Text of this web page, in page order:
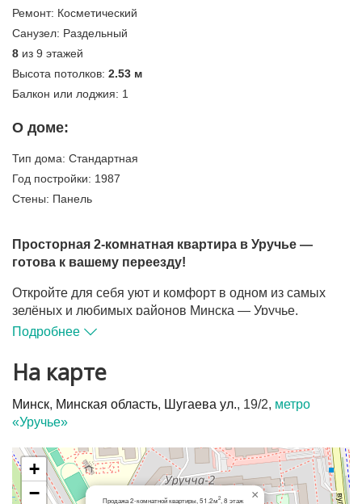
Ремонт: Косметический
Санузел: Раздельный
8 из 9 этажей
Высота потолков: 2.53 м
Балкон или лоджия: 1
О доме:
Тип дома: Стандартная
Год постройки: 1987
Стены: Панель
Просторная 2-комнатная квартира в Уручье —
готова к вашему переезду!
Откройте для себя уют и комфорт в одном из самых
зелёных и любимых районов Минска — Уручье.
По адресу
(1987 г. постройки).
Общая площадь — 51,2 м²
Удобная планировка: раздельный санузел,
Надёжная металлическая дверь, счётчики воды,
домофон
Квартира полностью готова к проживанию —
Подробнее
На карте
Минск, Минская область, Шугаева ул., 19/2, метро
«Уручье»
Продажа 2-комнатной квартиры, 51.2м2 , 8 этаж ×
+
−